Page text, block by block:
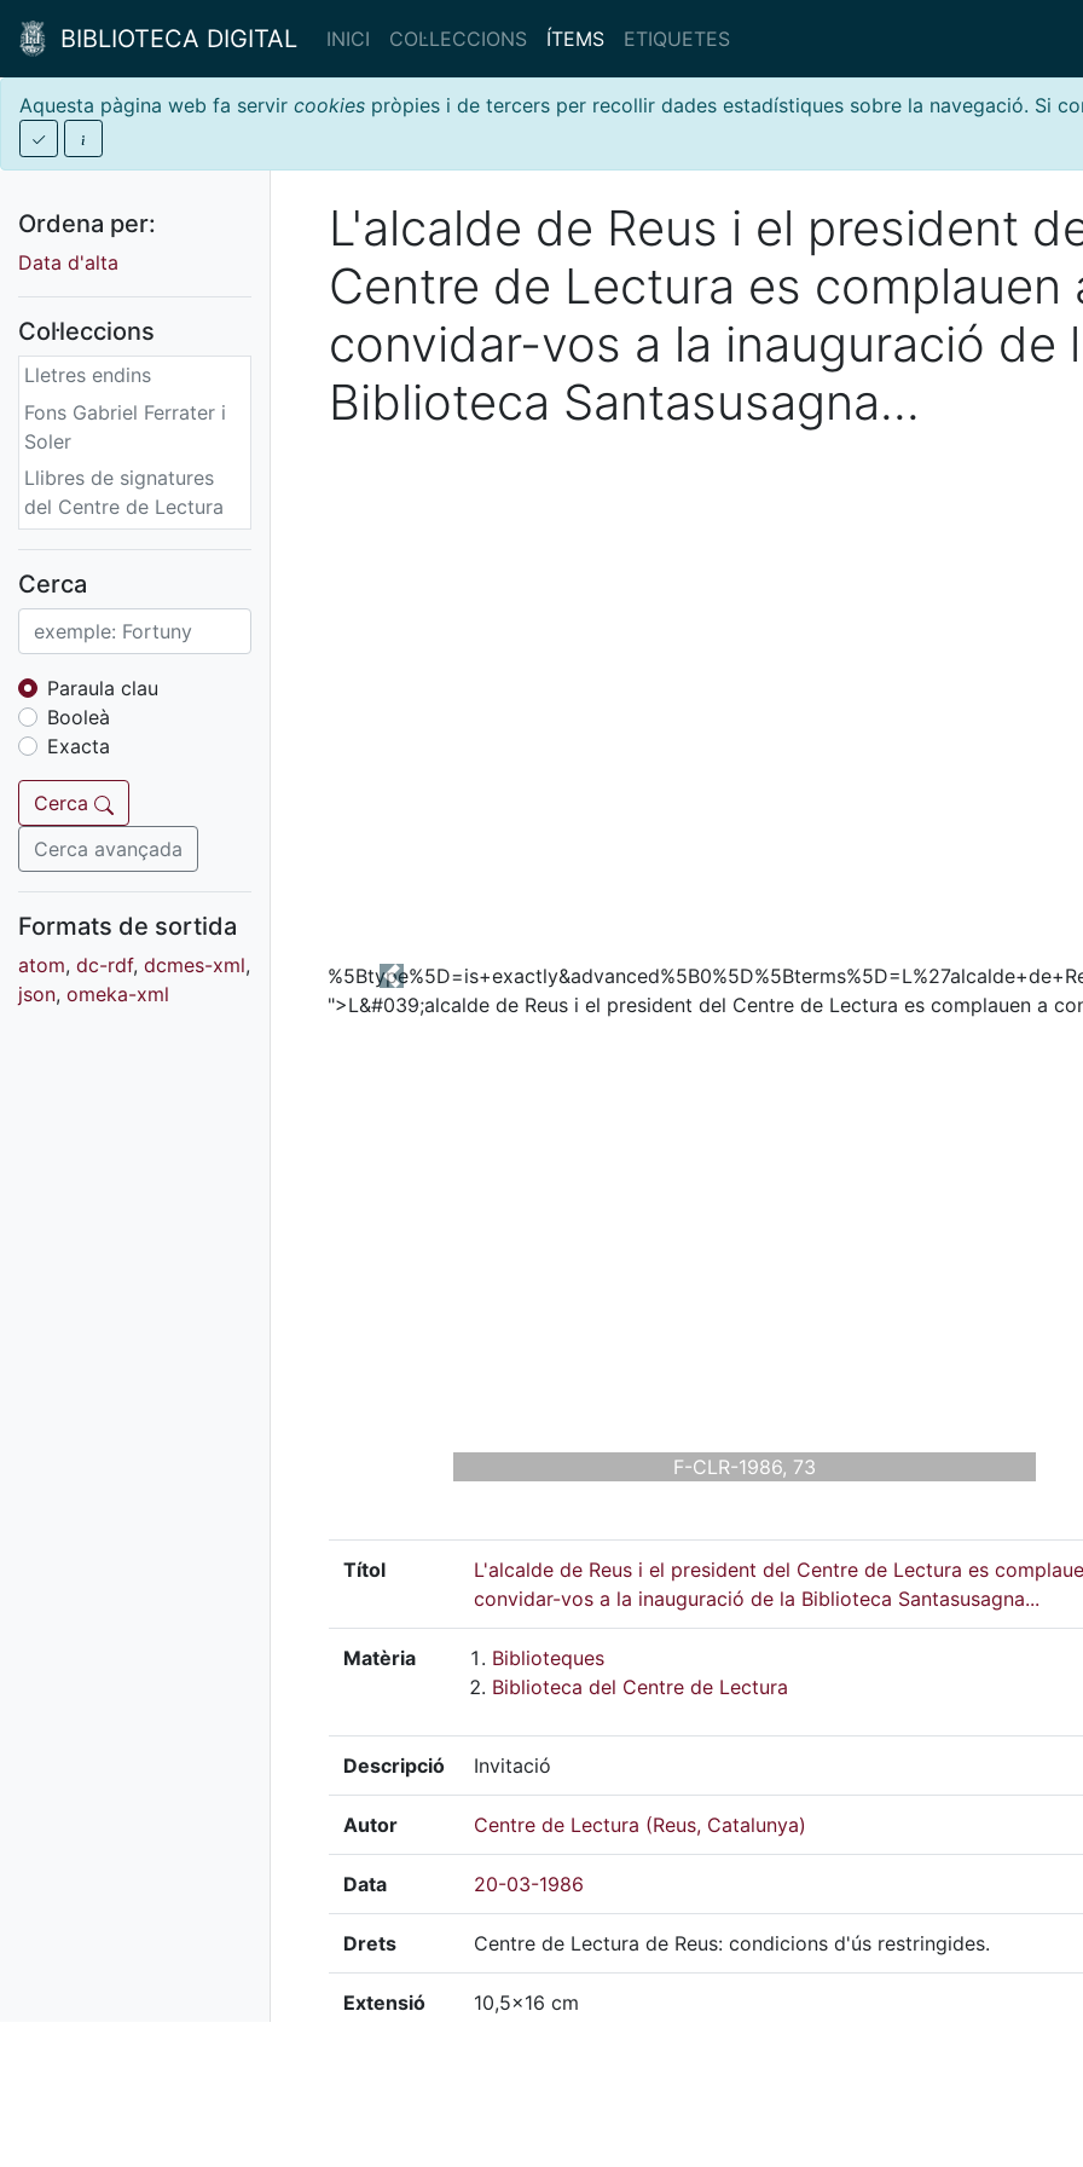
BIBLIOTECA DIGITAL INICI COL·LECCIONS ÍTEMS ETIQUETES
Aquesta pàgina web fa servir cookies pròpies i de tercers per recollir dades estadístiques sobre la navegació. Si
Ordena per:
Data d'alta
Col·leccions
Lletres endins
Fons Gabriel Ferrater i
Soler
Llibres de signatures
del Centre de Lectura
Fons sonor de Ràdio
Reus
Cartells
Fons audiovisual
Fons local
Fons sonor
Goigs
Fons fotogràfic
Fons d'art
Cerca
Paraula clau
Booleà
Exacta
Cerca
Cerca avançada
Formats de sortida
atom, dc-rdf, dcmes-xml,
json, omeka-xml
L'alcalde de Reus i el president
Centre de Lectura es complauen
convidar-vos a la inauguració de
Biblioteca Santasusagna...
F-CLR-1986, 73
Previous
Títol
L'alcalde de Reus i el president del Centre de Lectura es
convidar-vos a la inauguració de la Biblioteca Santasusagna...
Matèria
Biblioteques
Biblioteca del Centre de Lectura
Descripció Invitació
Autor Centre de Lectura (Reus, Catalunya)
Data 20-03-1986
Drets Centre de Lectura de Reus: condicions d'ús restringides.
Extensió 10,5x16 cm